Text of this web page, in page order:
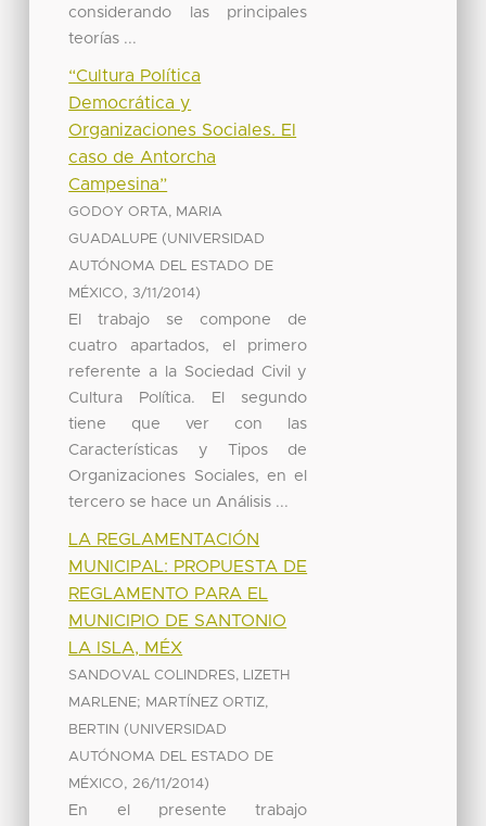
considerando las principales
teorías ...
“Cultura Política
Democrática y
Organizaciones Sociales. El
caso de Antorcha
Campesina”
GODOY ORTA, MARIA
GUADALUPE (UNIVERSIDAD
AUTÓNOMA DEL ESTADO DE
MÉXICO,3/11/2014)
El trabajo se compone de
cuatro apartados, el primero
referente a la Sociedad Civil y
Cultura Política. El segundo
tiene que ver con las
Características y Tipos de
Organizaciones Sociales, en el
tercero se hace un Análisis ...
LA REGLAMENTACIÓN
MUNICIPAL: PROPUESTA DE
REGLAMENTO PARA EL
MUNICIPIO DE SANTONIO
LA ISLA, MÉX
SANDOVAL COLINDRES, LIZETH
MARLENE; MARTÍNEZ ORTIZ,
BERTIN (UNIVERSIDAD
AUTÓNOMA DEL ESTADO DE
MÉXICO, 26/11/2014)
En el presente trabajo